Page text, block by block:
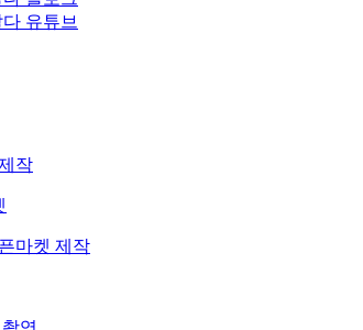
유튜브
작
마켓 제작